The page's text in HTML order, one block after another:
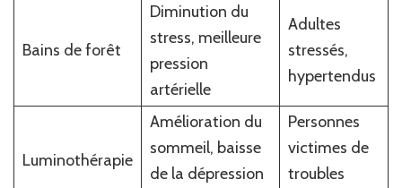
Bains de forêt
Diminution du
stress, meilleure
pression
artérielle
Adultes
stressés,
hypertendus
Luminothérapie
Amélioration du
sommeil, baisse
de la dépression
Personnes
victimes de
troubles